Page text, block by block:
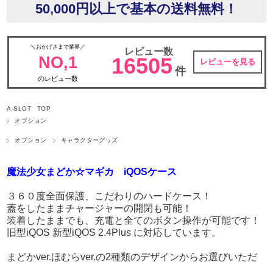
50,000円以上で基本の送料無料！
＼おかげさまで業界／
NO,1
のレビュー数
レビュー数
16505 件
レビューを見る
A-SLOT TOP
オプション
オプション キャラクターグッズ
魔法少女まどか☆マギカ iQOSケース
３６０度全面保護、こだわりのハードケース！
蓋をしたままチャージャーの開閉も可能！
装着したままでも、充電と全てのボタン操作が可能です！
旧型iQOS 新型iQOS 2.4Plus に対応しています。
まどかver.ほむらver.の2種類のデザインからお選びいただ